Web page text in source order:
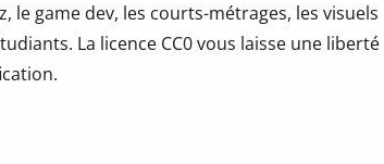
le game dev, les courts-métrages, les visuels
La licence CC0 vous laisse une liberté